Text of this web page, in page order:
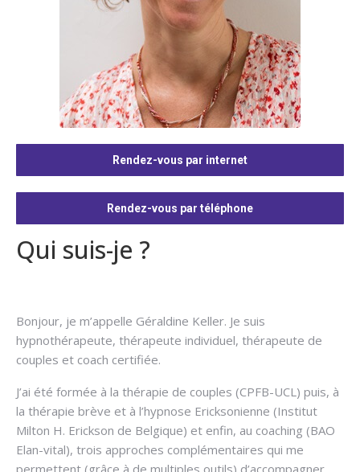
Qui suis-je ?
Bonjour, je m’appelle Géraldine Keller. Je suis
hypnothérapeute, thérapeute individuel, thérapeute de
couples et coach certifiée.
J’ai été formée à la thérapie de couples (CPFB-UCL) puis, à
la thérapie brève et à l’hypnose Ericksonienne (Institut
Milton H. Erickson de Belgique) et enfin, au coaching (BAO
Elan-vital), trois approches complémentaires qui me
Rendez-vous par internet
Rendez-vous par téléphone